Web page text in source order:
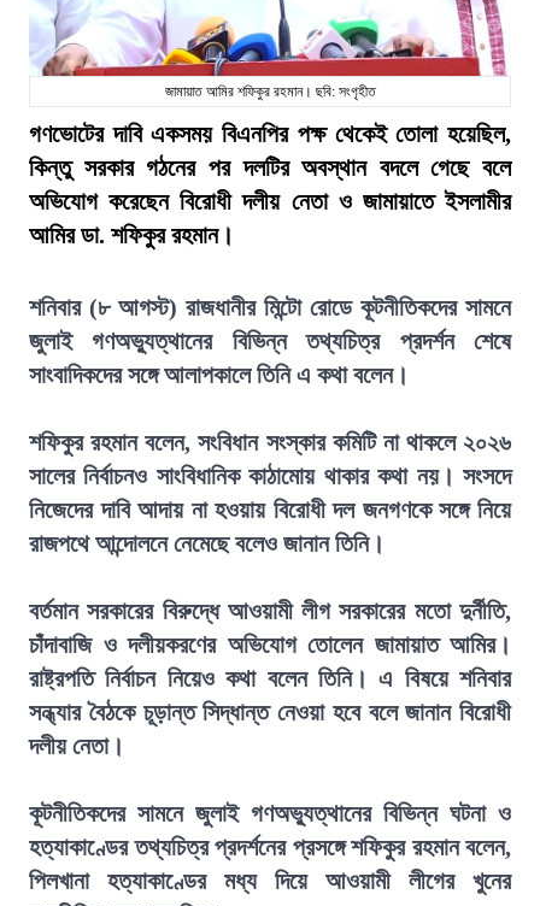
জামায়াত আমির শফিকুর রহমান। ছবি: সংগৃহীত
গণভোটের দাবি একসময় বিএনপির পক্ষ থেকেই তোলা হয়েছিল,
কিন্তু সরকার গঠনের পর দলটির অবস্থান বদলে গেছে বলে
অভিযোগ করেছেন বিরোধী দলীয় নেতা ও জামায়াতে ইসলামীর
আমির ডা. শফিকুর রহমান।
শনিবার (৮ আগস্ট) রাজধানীর মিন্টো রোডে কূটনীতিকদের সামনে
জুলাই গণঅভ্যুত্থানের বিভিন্ন তথ্যচিত্র প্রদর্শন শেষে
সাংবাদিকদের সঙ্গে আলাপকালে তিনি এ কথা বলেন।
শফিকুর রহমান বলেন, সংবিধান সংস্কার কমিটি না থাকলে ২০২৬
সালের নির্বাচনও সাংবিধানিক কাঠামোয় থাকার কথা নয়। সংসদে
নিজেদের দাবি আদায় না হওয়ায় বিরোধী দল জনগণকে সঙ্গে নিয়ে
রাজপথে আন্দোলনে নেমেছে বলেও জানান তিনি।
বর্তমান সরকারের বিরুদ্ধে আওয়ামী লীগ সরকারের মতো দুর্নীতি,
চাঁদাবাজি ও দলীয়করণের অভিযোগ তোলেন জামায়াত আমির।
রাষ্ট্রপতি নির্বাচন নিয়েও কথা বলেন তিনি। এ বিষয়ে শনিবার
সন্ধ্যার বৈঠকে চূড়ান্ত সিদ্ধান্ত নেওয়া হবে বলে জানান বিরোধী
দলীয় নেতা।
কূটনীতিকদের সামনে জুলাই গণঅভ্যুত্থানের বিভিন্ন ঘটনা ও
হত্যাকাণ্ডের তথ্যচিত্র প্রদর্শনের প্রসঙ্গে শফিকুর রহমান বলেন,
পিলখানা হত্যাকাণ্ডের মধ্য দিয়ে আওয়ামী লীগের খুনের